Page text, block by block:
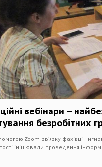
вебінари –
безробітних
Zoom-зв’язку фахівці
ініціювали проведення